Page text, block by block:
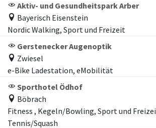
Aktiv- und Gesundheitspark Arber
Bayerisch Eisenstein
Nordic Walking, Sport und Freizeit
Gerstenecker Augenoptik
Zwiesel
e-Bike Ladestation, eMobilität
Sporthotel Ödhof
Böbrach
Fitness , Kegeln/Bowling, Sport und
Tennis/Squash